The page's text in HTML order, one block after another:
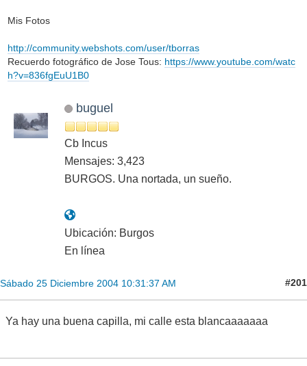
Mis Fotos
http://community.webshots.com/user/tborras
Recuerdo fotográfico de Jose Tous: https://www.youtube.com/watc
h?v=836fgEuU1B0
buguel
Cb Incus
Mensajes: 3,423
BURGOS. Una nortada, un sueño.
Ubicación: Burgos
En línea
Sábado 25 Diciembre 2004 10:31:37 AM #201
Ya hay una buena capilla, mi calle esta blancaaaaaaa